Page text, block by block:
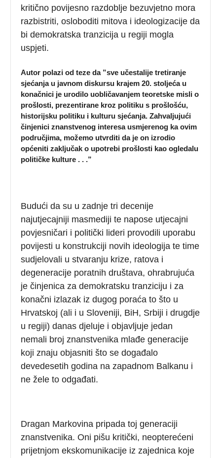
kritično povijesno razdoblje bezuvjetno mora
razbistriti, osloboditi mitova i ideologizacije da
bi demokratska tranzicija u regiji mogla
uspjeti.
Autor polazi od teze da ”sve učestalije tretiranje
sjećanja u javnom diskursu krajem 20. stoljeća u
konačnici je urodilo uobličavanjem teoretske misli o
prošlosti, prezentirane kroz politiku s prošlošću,
historijsku politiku i kulturu sjećanja. Zahvaljujući
činjenici znanstvenog interesa usmjerenog ka ovim
područjima, možemo utvrditi da je on izrodio
općeniti zaključak o upotrebi prošlosti kao ogledalu
političke kulture . . .”
Budući da su u zadnje tri decenije
najutjecajniji masmediji te napose utjecajni
povjesničari i politički lideri provodili uporabu
povijesti u konstrukciji novih ideologija te time
sudjelovali u stvaranju krize, ratova i
degeneracije poratnih društava, ohrabrujuća
je činjenica za demokratsku tranziciju i za
konačni izlazak iz dugog poraća to što u
Hrvatskoj (ali i u Sloveniji, BiH, Srbiji i drugdje
u regiji) danas djeluje i objavljuje jedan
nemali broj znanstvenika mlađe generacije
koji znaju objasniti što se događalo
devedesetih godina na zapadnom Balkanu i
ne žele to odgađati.
Dragan Markovina pripada toj generaciji
znanstvenika. Oni pišu kritički, neopterećeni
prijetnjom ekskomunikacije iz zajednica koje